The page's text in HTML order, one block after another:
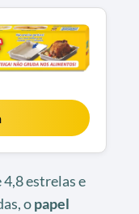
4,8 estrelas e
opapel